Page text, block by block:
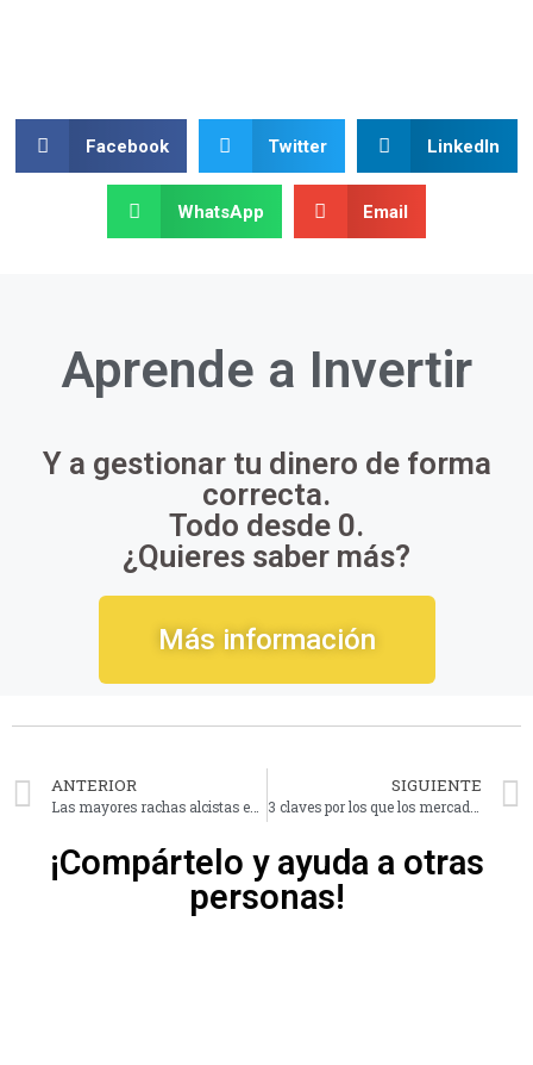
Facebook Twitter LinkedIn
WhatsApp Email
Aprende a Invertir
Y a gestionar tu dinero de forma
correcta.
Todo desde 0.
¿Quieres saber más?
Más información
ANTERIOR
Las mayores rachas alcistas en bolsa de los últimos 100 años
SIGUIENTE
3 claves por los que los mercados podrían caer
¡Compártelo y ayuda a otras
personas!